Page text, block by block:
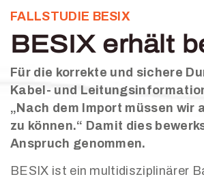
FALLSTUDIE BESIX
BESIX erhält
Für die korrekte und sichere
Kabel- und
„Nach dem Import müssen
zu können.“ Damit dies
Anspruch genommen.
BESIX ist ein multidisziplinärer